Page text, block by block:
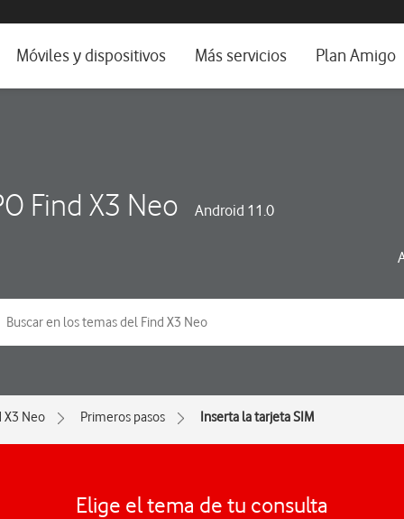
e idioma
Móviles y dispositivos Más servicios Plan Amigo
Find X3 Neo Android 11.0
X3 Neo Primeros pasos Inserta la tarjeta SIM
Elige el tema de tu consulta